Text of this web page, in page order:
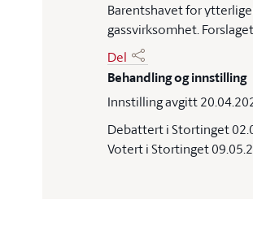
Barentshavet for
gassvirksomhet.
Del
Behandling og innstilling
Innstilling avgitt
Debattert i Stortinget
Votert i Stortinget